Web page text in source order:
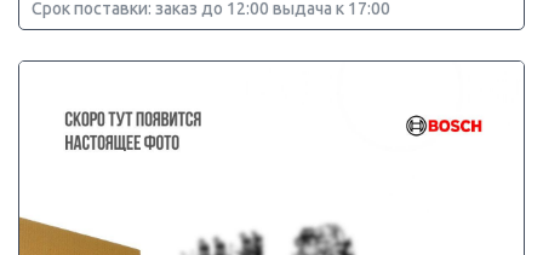
Срок поставки: заказ до 12:00 выдача к 17:00